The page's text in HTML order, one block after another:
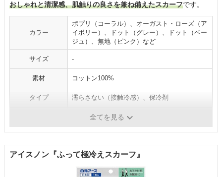
おしゃれと清潔感、肌触りの良さを兼ね備えたスカーフです。
カラー
ポプリ（コーラル）、オーガスト・ローズ（ア
イボリー）、ドット（グレー）、ドット（ベー
ジュ）、無地（ピンク）など
サイズ ‐
素材 コットン100%
タイプ 濡らさない（接触冷感）、保冷剤
洗濯機洗い全てを見る
アイスノン『ふって極冷えスカーフ』